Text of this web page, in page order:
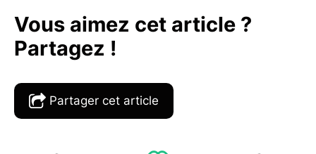
Vous aimez cet article ?
Partagez !
Partager cet article